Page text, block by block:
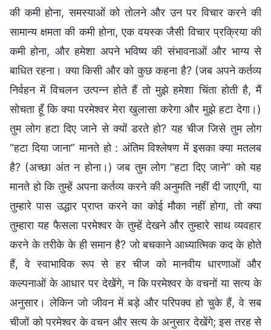
की कमी होना, समस्याओं को तोलने और उन पर विचार करने की
सामान्य क्षमता की कमी होना, एक वयस्क जैसी विचार प्रक्रिया की
कमी होना, और हमेशा अपने भविष्य की संभावनाओं और भाग्य से
बाधित रहना। क्या किसी और को कुछ कहना है? (जब अपने कर्तव्य
निर्वहन में विचलन उत्पन्न होते हैं तो मुझे हमेशा चिंता होती है, मैं
सोचता हूँ कि क्या परमेश्वर मेरा खुलासा करेगा और मुझे हटा देगा।)
तुम लोग हटा दिए जाने से क्यों डरते हो? यह चीज जिसे तुम लोग
“हटा दिया जाना” मानते हो : अंतिम विश्लेषण में इसका क्या मतलब
है? (अच्छा अंत न होना।) जब तुम लोग “हटा दिए जाने” को यह
मानते हो कि तुम्हें अपना कर्तव्य करने की अनुमति नहीं दी जाएगी, या
तुम्हारे पास उद्धार प्राप्त करने का कोई मौका नहीं होगा, तो क्या
तुम्हारा यह फैसला परमेश्वर के तुम्हें देखने और तुम्हारे साथ व्यवहार
करने के तरीके के ही समान है? जो बचकाने आध्यात्मिक कद के होते
हैं, वे स्वाभाविक रूप से हर चीज को मानवीय धारणाओं और
कल्पनाओं के आधार पर देखेंगे, न कि परमेश्वर के वचनों या सत्य के
अनुसार। लेकिन जो जीवन में बड़े और परिपक्व हो चुके हैं, वे सब
चीजों को परमेश्वर के वचन और सत्य के अनुसार देखेंगे; इस तरह से